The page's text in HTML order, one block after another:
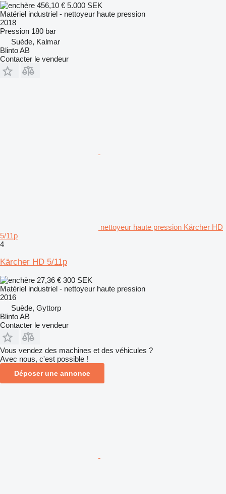
456,10 € 5.000 SEK
Matériel industriel - nettoyeur haute pression
2018
Pression 180 bar
Suède, Kalmar
Blinto AB
Contacter le vendeur
nettoyeur haute pression Kärcher HD
5/11p
4
Kärcher HD 5/11p
27,36 € 300 SEK
Matériel industriel - nettoyeur haute pression
2016
Suède, Gyttorp
Blinto AB
Contacter le vendeur
Vous vendez des machines et des véhicules ?
Avec nous, c'est possible !
Déposer une annonce